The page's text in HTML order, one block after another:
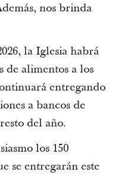
nos brinda
la Iglesia habrá
de alimentos a los
entregando
a bancos de
del año.
los 150
se entregarán este